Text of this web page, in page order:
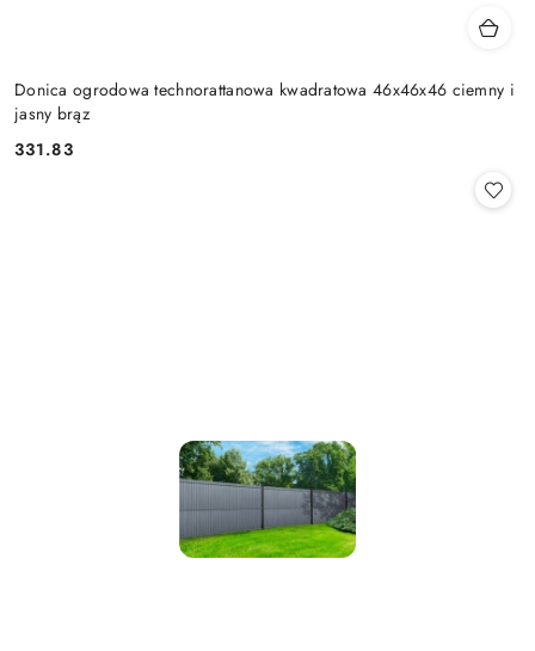
Donica ogrodowa technorattanowa kwadratowa 46x46x46 ciemny i
jasny brąz
Cena:
331.83